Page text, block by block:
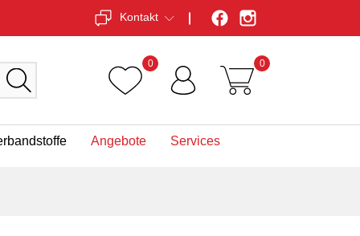
Kontakt
0 0
Angebote Services